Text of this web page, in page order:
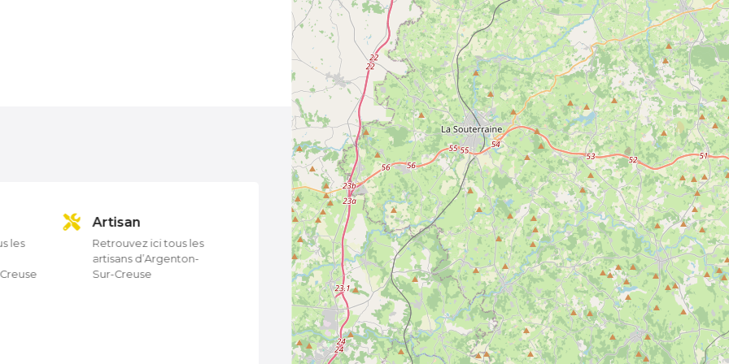
les
Artisan
Retrouvez ici tous les
artisans d’Argenton-
Sur-Creuse
Auto-école
Retrouvez ici toutes les
auto-écoles
d’Argenton-Sur-Creuse
Beauté
Retrouvez ici tous les
instituts beauté
d’Argenton-Sur-Creuse
Bricolage
Retrouvez ici tous
magasins de
d’Argenton-Sur-